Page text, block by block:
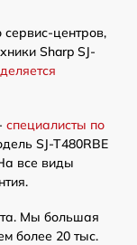
сервис-центров,
Sharp SJ-
специалисты по
SJ-T480RBE
все виды
Мы большая
более 20 тыс.